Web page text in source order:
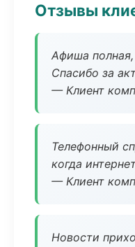
Отзывы
Афиша
Спасибо за
— Клиент
Телефонный
когда
— Клиент
Новости